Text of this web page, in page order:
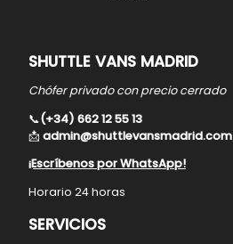
SHUTTLE VANS MADRID
Chófer privado con precio cerrado
📞(+34) 662 12 55 13
📩 admin@shuttlevansmadrid.com
¡Escríbenos por WhatsApp!
Horario 24 horas
SERVICIOS